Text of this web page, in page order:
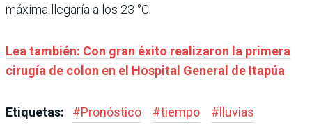
máxima llegaría a los 23 °C.
Lea también: Con gran éxito realizaron la primera
cirugía de colon en el Hospital General de Itapúa
Etiquetas: #Pronóstico #tiempo #lluvias